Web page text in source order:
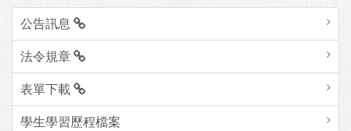
公告訊息
法令規章
表單下載
學生學習歷程檔案